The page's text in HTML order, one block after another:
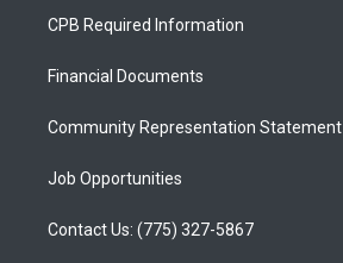
a
g
a
u
b
b
o
CPB Required Information
Financial Documents
Community Representation Statement
Job Opportunities
Contact Us: (775) 327-5867